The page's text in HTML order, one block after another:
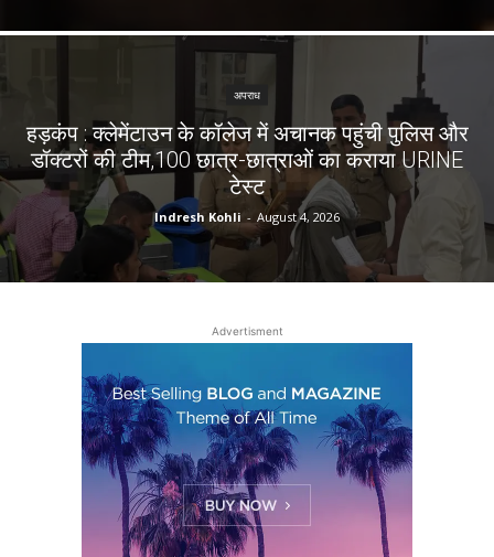
अपराध
हड़कंप : क्लेमेंटाउन के कॉलेज में अचानक पहुंची पुलिस और
डॉक्टरों की टीम,100 छात्र-छात्राओं का कराया URINE
टेस्ट
Indresh Kohli - August 4, 2026
Advertisment